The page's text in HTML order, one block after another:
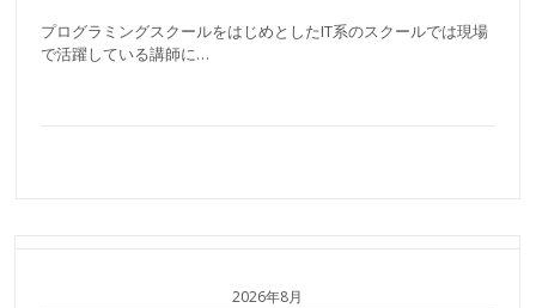
プログラミングスクールをはじめとしたIT系のスクールでは現場
で活躍している講師に…
2026年8月